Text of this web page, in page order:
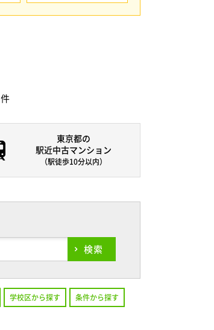
件
東京都の
駅近中古マンション
（駅徒歩10分以内）
検索
学校区から探す 条件から探す